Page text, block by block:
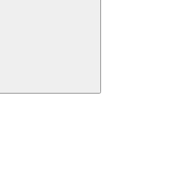
Buscar